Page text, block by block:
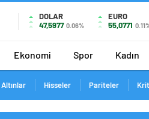
DOLAR
47,5977 0.06%
EURO
55,0771
Ekonomi Spor Kadın
Altınlar Hisseler Pariteler